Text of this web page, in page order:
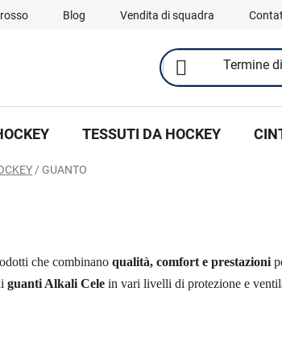
Blog Vendita di squadra
TESSUTI DA HOCKEY
/ GUANTO
che combinano qualità, comfort e prestazioni
guanti Alkali Cele in vari livelli di protezione e